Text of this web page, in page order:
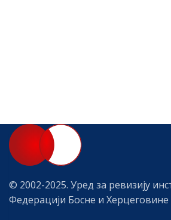
© 2002-2025. Уред за ревизију
Федерацији Босне и Херцеговине